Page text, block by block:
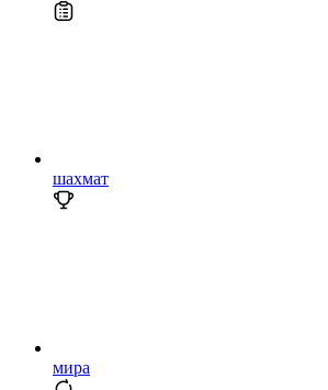
шахмат
мира